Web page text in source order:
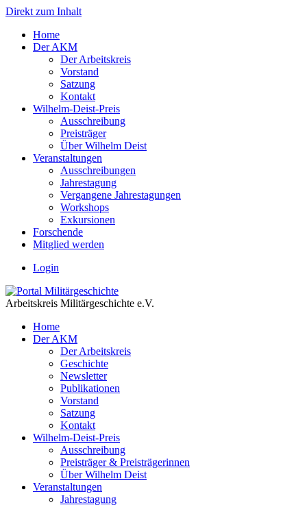
Direkt zum Inhalt
Home
Der AKM
Der Arbeitskreis
Vorstand
Satzung
Kontakt
Wilhelm-Deist-Preis
Ausschreibung
Preisträger
Über Wilhelm Deist
Veranstaltungen
Ausschreibungen
Jahrestagung
Vergangene Jahrestagungen
Workshops
Exkursionen
Forschende
Mitglied werden
Login
Arbeitskreis Militärgeschichte e.V.
Home
Der AKM
Der Arbeitskreis
Geschichte
Newsletter
Publikationen
Vorstand
Satzung
Kontakt
Wilhelm-Deist-Preis
Ausschreibung
Preisträger & Preisträgerinnen
Über Wilhelm Deist
Veranstaltungen
Jahrestagung